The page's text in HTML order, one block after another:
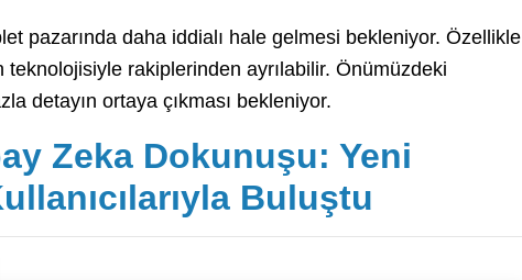
pazarında daha iddialı hale gelmesi bekleniyor. Özellikle
rakiplerinden ayrılabilir. Önümüzdeki
detayın ortaya çıkması bekleniyor.
Zeka Dokunuşu: Yeni
Buluştu